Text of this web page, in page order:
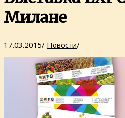
Милане
17.03.2015/ Новости/